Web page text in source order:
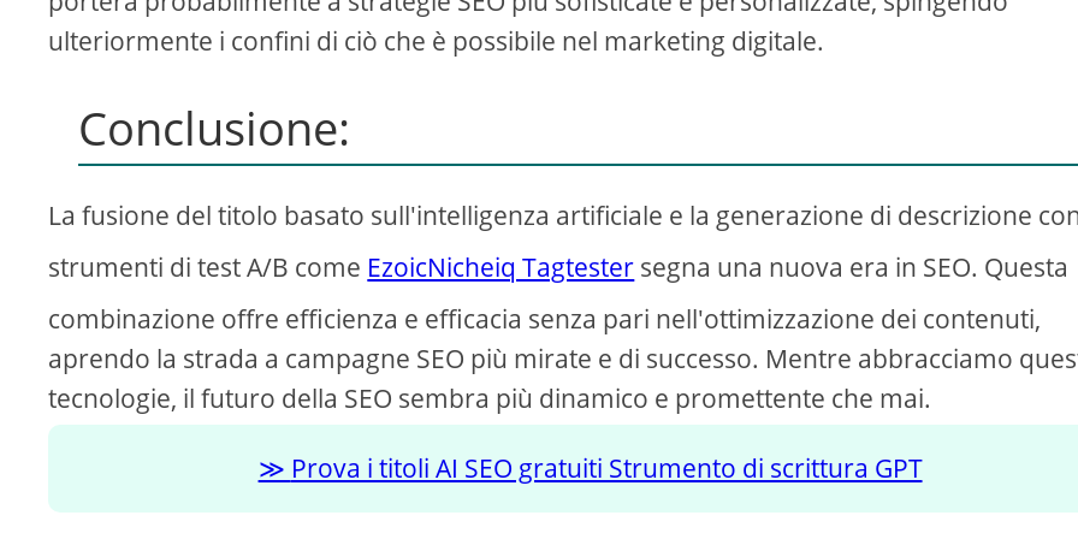
ulteriormente i confini di ciò che è possibile nel marketing digitale.
Conclusione:
La fusione del titolo basato sull'intelligenza artificiale e la generazione di descrizione
strumenti di test A/B come EzoicNicheiq Tagtester segna una nuova era in SEO. Questa
combinazione offre efficienza e efficacia senza pari nell'ottimizzazione dei contenuti,
aprendo la strada a campagne SEO più mirate e di successo. Mentre abbracciamo
tecnologie, il futuro della SEO sembra più dinamico e promettente che mai.
Prova i titoli AI SEO gratuiti Strumento di scrittura GPT